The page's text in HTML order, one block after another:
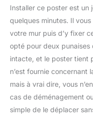
Installer ce poster est un
quelques minutes. Il
votre mur puis d’y fixer
opté pour deux punaises
intacte, et le poster tient
n’est fournie concernant
mais à vrai dire, vous
cas de déménagement
simple de le déplacer